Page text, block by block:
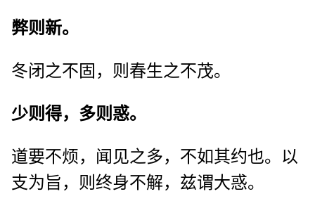
弊则新。
冬闭之不固，则春生之不茂。
少则得，多则惑。
道要不烦，闻见之多，不如其约也。以
支为旨，则终身不解，兹谓大惑。